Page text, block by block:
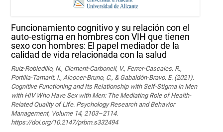
Funcionamiento cognitivo y su relación con el
auto-estigma en hombres con VIH que tienen
sexo con hombres: El papel mediador de la
calidad de vida relacionada con la salud
Ruiz-Robledillo, N., Clement-Carbonell, V., Ferrer-Cascales, R.,
Portilla-Tamarit, I., Alcocer-Bruno, C., & Gabaldón-Bravo, E. (2021).
Cognitive Functioning and Its Relationship with Self-Stigma in Men
with HIV Who Have Sex with Men: The Mediating Role of Health-
Related Quality of Life. Psychology Research and Behavior
Management, Volume 14, 2103–2114.
https://doi.org/10.2147/prbm.s332494